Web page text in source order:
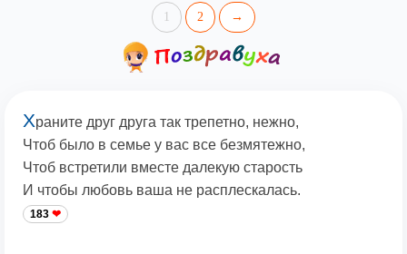
1 2 →
Храните друг друга так трепетно, нежно,
Чтоб было в семье у вас все безмятежно,
Чтоб встретили вместе далекую старость
И чтобы любовь ваша не расплескалась.
183